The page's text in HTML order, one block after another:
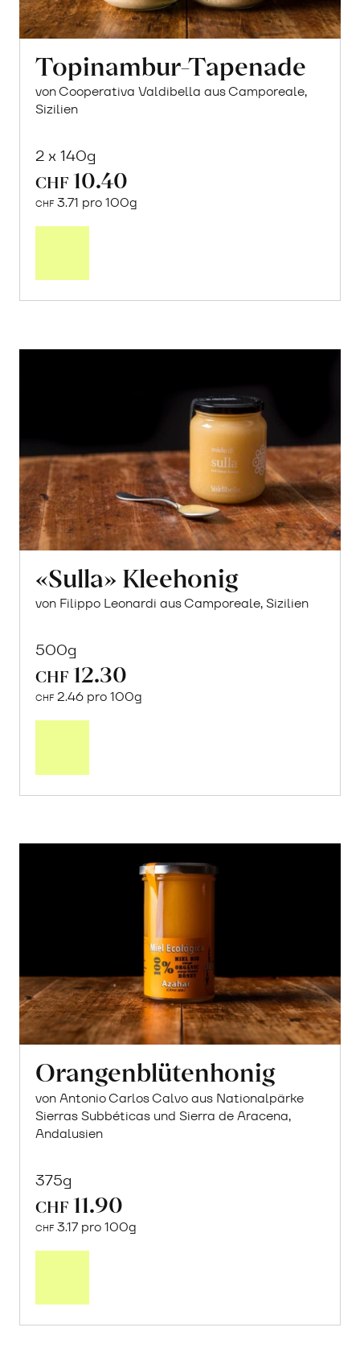
Topinambur-Tapenade
von Cooperativa Valdibella aus Camporeale,
Sizilien
2 x 140g
CHF 10.40
CHF 3.71 pro 100g
«Sulla» Kleehonig
von Filippo Leonardi aus Camporeale, Sizilien
500g
CHF 12.30
CHF 2.46 pro 100g
Orangenblütenhonig
von Antonio Carlos Calvo aus Nationalpärke
Sierras Subbéticas und Sierra de Aracena,
Andalusien
375g
CHF 11.90
CHF 3.17 pro 100g